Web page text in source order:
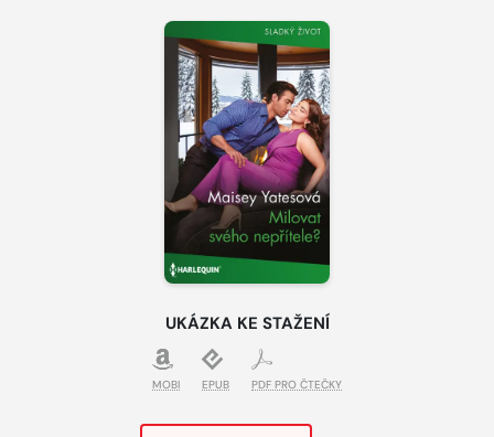
UKÁZKA KE STAŽENÍ
MOBI EPUB PDF PRO ČTEČKY